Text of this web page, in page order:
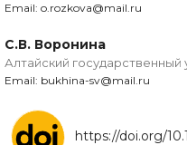
Email: o.rozkova@mail.ru
С.В. Воронина
Алтайский государственный
Email: bukhina-sv@mail.ru
https://doi.org/